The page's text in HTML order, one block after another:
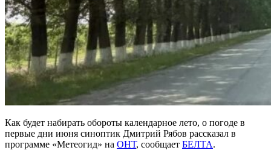
Как будет набирать обороты календарное лето, о погоде в
первые дни июня синоптик Дмитрий Рябов рассказал в
программе «Метеогид» на ОНТ, сообщает БЕЛТА.